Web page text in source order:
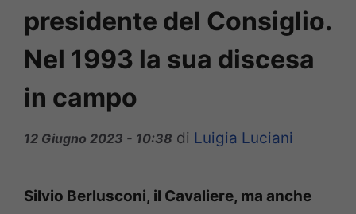
presidente del Consiglio.
Nel 1993 la sua discesa
in campo
12 Giugno 2023 - 10:38 di Luigia Luciani
Silvio Berlusconi, il Cavaliere, ma anche